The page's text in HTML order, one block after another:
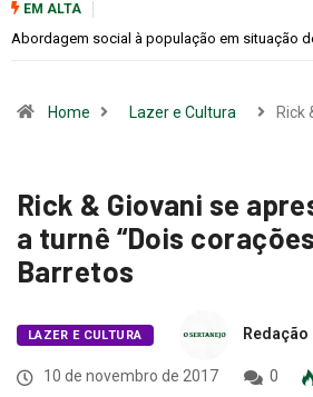
EM ALTA
Cemitérios terão horário especial e missas no
Home Lazer e Cultura Rick
Rick & Giovani se
a turnê “Dois
Barretos
LAZER E CULTURA Redação
10 de novembro de 2017 0